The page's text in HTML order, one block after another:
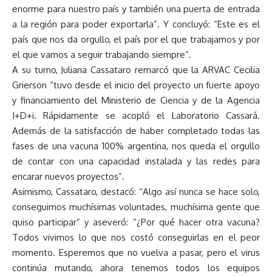
enorme para nuestro país y también una puerta de entrada
a la región para poder exportarla”. Y concluyó: “Este es el
país que nos da orgullo, el país por el que trabajamos y por
el que vamos a seguir trabajando siempre”.
A su turno, Juliana Cassataro remarcó que la ARVAC Cecilia
Grierson “tuvo desde el inicio del proyecto un fuerte apoyo
y financiamiento del Ministerio de Ciencia y de la Agencia
I+D+i. Rápidamente se acopló el Laboratorio Cassará.
Además de la satisfacción de haber completado todas las
fases de una vacuna 100% argentina, nos queda el orgullo
de contar con una capacidad instalada y las redes para
encarar nuevos proyectos”.
Asimismo, Cassataro, destacó: “Algo así nunca se hace solo,
conseguimos muchísimas voluntades, muchísima gente que
quiso participar” y aseveró: “¿Por qué hacer otra vacuna?
Todos vivimos lo que nos costó conseguirlas en el peor
momento. Esperemos que no vuelva a pasar, pero el virus
continúa mutando, ahora tenemos todos los equipos